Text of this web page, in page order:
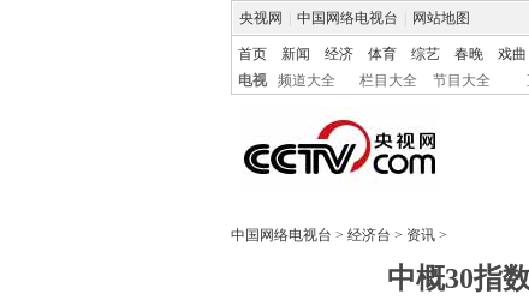
央视网 中国网络电视台 网站地图
首页 新闻 经济 体育 综艺 春晚 戏曲
电视
频道大全 栏目大全 节目大全
中国网络电视台 > 经济台 > 资讯 >
中概30指